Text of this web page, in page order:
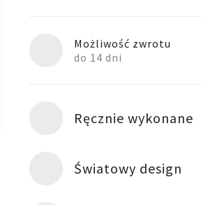
Możliwość zwrotu
do 14 dni
Ręcznie wykonane
Światowy design